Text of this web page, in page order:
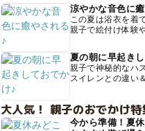
涼やかな音色に
この夏は浴衣を着
親子で絵付け体験
夏の朝に早起き
親子で神秘的なハ
スイレンとの違い
大人気！ 親子のおでかけ
今から準備！夏